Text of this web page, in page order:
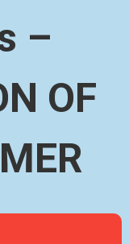
–
OF